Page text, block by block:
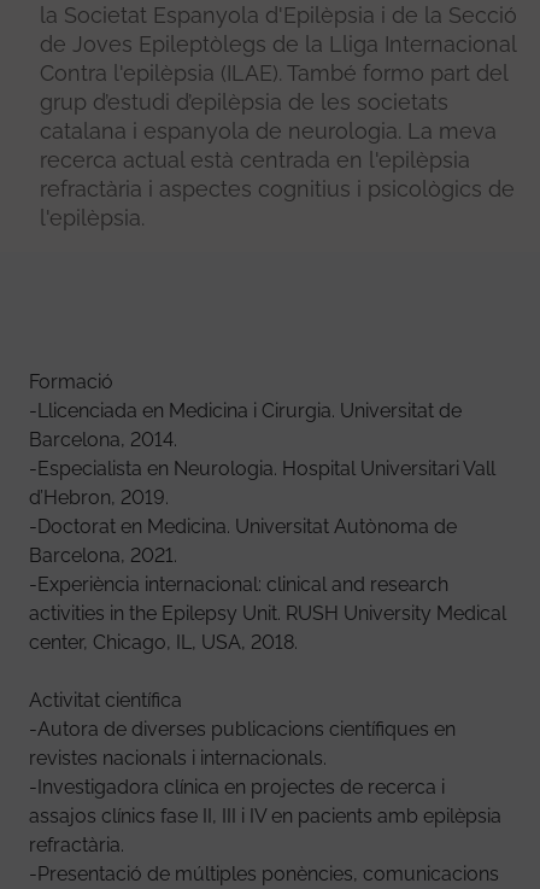
la Societat Espanyola d'Epilèpsia i de la Secció
de Joves Epileptòlegs de la Lliga Internacional
Contra l'epilèpsia (ILAE). També formo part del
grup d’estudi d’epilèpsia de les societats
catalana i espanyola de neurologia. La meva
recerca actual està centrada en l'epilèpsia
refractària i aspectes cognitius i psicològics de
l'epilèpsia.
Formació
-Llicenciada en Medicina i Cirurgia. Universitat de
Barcelona, 2014.
-Especialista en Neurologia. Hospital Universitari Vall
d’Hebron, 2019.
-Doctorat en Medicina. Universitat Autònoma de
Barcelona, 2021.
-Experiència internacional: clinical and research
activities in the Epilepsy Unit. RUSH University Medical
center, Chicago, IL, USA, 2018.
Activitat científica
-Autora de diverses publicacions científiques en
revistes nacionals i internacionals.
-Investigadora clínica en projectes de recerca i
assajos clínics fase II, III i IV en pacients amb epilèpsia
refractària.
-Presentació de múltiples ponències, comunicacions